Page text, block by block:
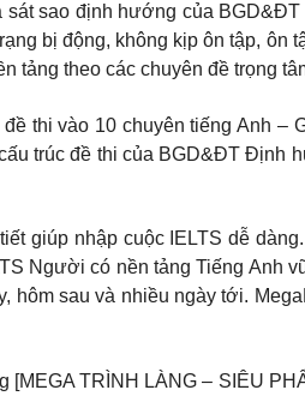
sao định hướng của BGD&ĐT
bị động, không kịp ôn tập, ôn
tảng theo các chuyên đề trọng
thi vào 10 chuyên tiếng Anh
trúc đề thi của BGD&ĐT Định
nhập cuộc IELTS dễ dàng.
Người có nền tảng Tiếng Anh
hôm sau và nhiều ngày tới.
TRÌNH LÀNG – SIÊU